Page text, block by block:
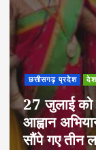
छत्तीसगढ़ प्रदेश
27 जुलाई को
आह्वान
सौंपे गए तीन